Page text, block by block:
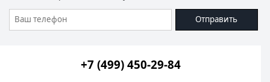
Отправить
+7 (499) 450-29-84